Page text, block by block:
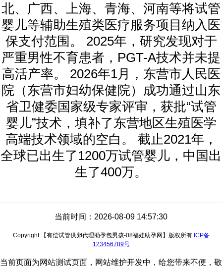
北、广西、上海、青海、河南等将试管
婴儿等辅助生殖类医疗服务项目纳入医
保支付范围。 2025年，研究发现对于
严重男性不育患者，PGT-A技术并未提
高活产率。 2026年1月，东营市人民医
院（东营市妇幼保健院）成功通过山东
省卫健委国家级专家评审，获批“试管
婴儿”技术，填补了东营地区生殖医学
高端技术领域的空白。 截止2021年，
全球已出生了1200万试管婴儿，中国出
生了400万。
当前时间：2026-08-09 14:57:30
Copyright 【有偿试管供卵代理助孕包男孩-08福娃助孕网】版权所有 ICP备
123456789号
当前页面为网站测试页面，网站维护开发中，给您带来不便，敬